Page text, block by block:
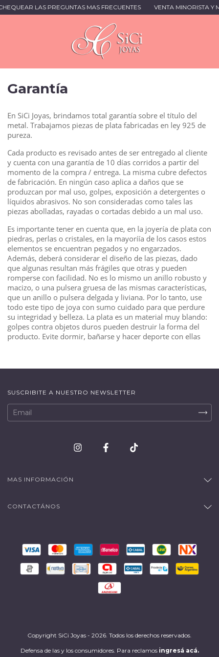
LAS PREGUNTAS MAS FRECUENTES VENTA MINORISTA Y
Garantía
En SiCi Joyas, brindamos total garantía sobre el título del
metal. Trabajamos piezas de plata fabricadas en ley 925 de
pureza.
Cada producto es revisado antes de ser entregado al cliente
y cuenta con una garantía de 10 días corridos a partir del
momento de la compra / entrega. La misma cubre defectos
de fabricación. En ningún caso aplica a daños que se
produzcan por mal uso, golpes, exposición a detergentes o
líquidos abrasivos. No son consideradas como tales las
piezas abolladas, rayadas o cortadas debido a un mal uso.
Es importante tener en cuenta que, en la joyería de plata con
piedras, perlas o cristales, en la mayoríía de los casos estos
elementos se encuentran pegados y no engarzados.
Además, deberá considerar el diseño de las piezas, dado
que algunas resultan más frágiles que otras y pueden
romperse con facilidad. No es lo mismo un anillo robusto y
macizo, o una pulsera gruesa de las mismas características,
que un anillo o pulsera delgada y liviana. Por lo tanto, use
todo este tipo de joya con sumo cuidado para que perdure
su integridad y belleza. La plata es un material muy blando:
golpes contra objetos duros pueden destruir la forma del
producto. Evite dormir, bañarse y hacer deporte con ellas
SUSCRIBITE A NUESTRO NEWSLETTER
MAS INFORMACIÓN
CONTACTÁNOS
Copyright SiCi Joyas - 2026. Todos los derechos reservados.
Defensa de las y los consumidores. Para reclamos ingresá acá.